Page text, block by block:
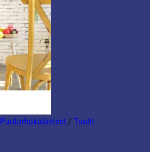
Puutarhakalusteet / Tuolit